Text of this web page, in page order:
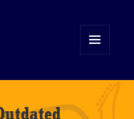
WIDGETS